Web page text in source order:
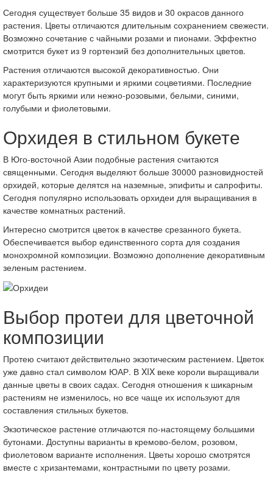
Сегодня существует больше 35 видов и 30 окрасов данного
растения. Цветы отличаются длительным сохранением свежести.
Возможно сочетание с чайными розами и пионами. Эффектно
смотрится букет из 9 гортензий без дополнительных цветов.
Растения отличаются высокой декоративностью. Они
характеризуются крупными и яркими соцветиями. Последние
могут быть яркими или нежно-розовыми, белыми, синими,
голубыми и фиолетовыми.
Орхидея в стильном букете
В Юго-восточной Азии подобные растения считаются
священными. Сегодня выделяют больше 30000 разновидностей
орхидей, которые делятся на наземные, эпифиты и сапрофиты.
Сегодня популярно использовать орхидеи для выращивания в
качестве комнатных растений.
Интересно смотрится цветок в качестве срезанного букета.
Обеспечивается выбор единственного сорта для создания
монохромной композиции. Возможно дополнение декоративным
зеленым растением.
Выбор протеи для цветочной
композиции
Протею считают действительно экзотическим растением. Цветок
уже давно стал символом ЮАР. В XIX веке короли выращивали
данные цветы в своих садах. Сегодня отношения к шикарным
растениям не изменилось, но все чаще их используют для
составления стильных букетов.
Экзотическое растение отличаются по-настоящему большими
бутонами. Доступны варианты в кремово-белом, розовом,
фиолетовом варианте исполнения. Цветы хорошо смотрятся
вместе с хризантемами, контрастными по цвету розами.